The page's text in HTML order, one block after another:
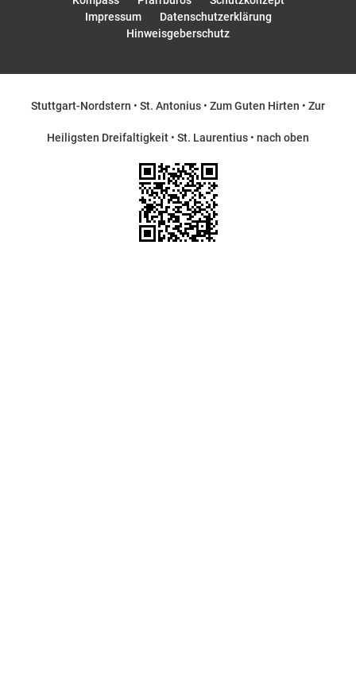
Impressum
Datenschutzerklärung
Hinweisgeberschutz
Stuttgart-Nordstern • St. Antonius • Zum Guten Hirten • Zur
Heiligsten Dreifaltigkeit • St. Laurentius • nach oben